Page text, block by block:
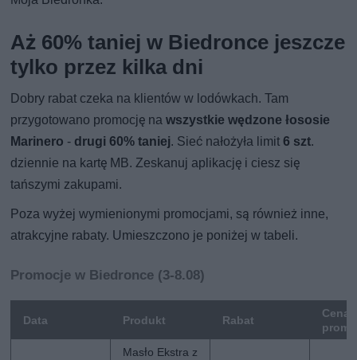
Aż 60% taniej w Biedronce jeszcze
tylko przez kilka dni
Dobry rabat czeka na klientów w lodówkach. Tam
przygotowano promocję nawszystkie wędzone łososie
Marinero - drugi 60% taniej. Sieć nałożyła limit6 szt.
dziennie na kartę MB. Zeskanuj aplikację i ciesz się
tańszymi zakupami.
Poza wyżej wymienionymi promocjami, są również inne,
atrakcyjne rabaty. Umieszczono je poniżej w tabeli.
Promocje w Biedronce (3-8.08)
Data Produkt Rabat
Cena
Masło Ekstra z